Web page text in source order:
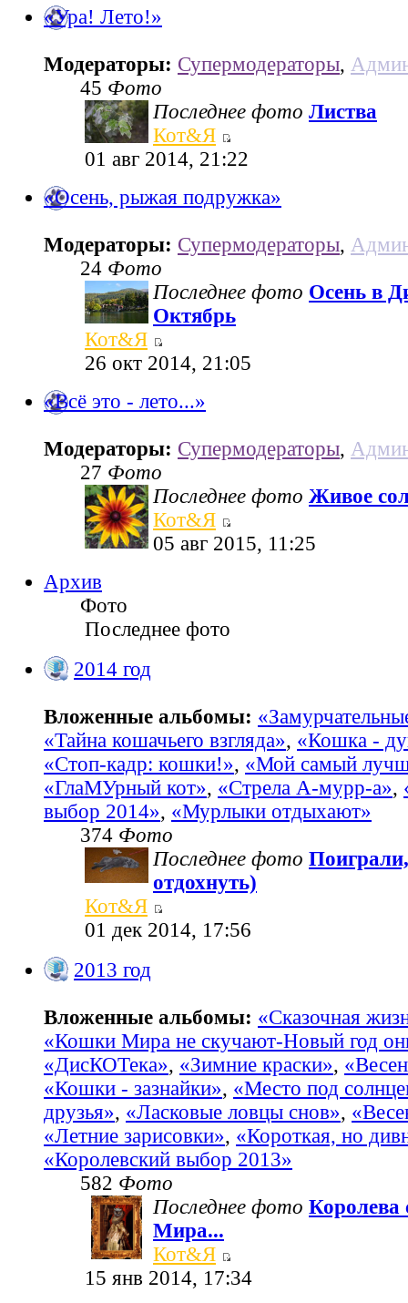
«Ура! Лето!»
Модераторы: Супермодераторы,
45 Фото
Последнее фото Листва
Кот&Я
01 авг 2014, 21:22
«Осень, рыжая подружка»
Модераторы: Супермодераторы,
24 Фото
Последнее фото Осень в
Октябрь
Кот&Я
26 окт 2014, 21:05
«Всё это - лето...»
Модераторы: Супермодераторы,
27 Фото
Последнее фото Живое
Кот&Я
05 авг 2015, 11:25
Архив
Фото
Последнее фото
2014 год
Вложенные альбомы:
«Тайна кошачьего взгляда», «Кошка -
«Стоп-кадр: кошки!», «Мой самый
«ГлаМУрный кот», «Стрела А-мурр-а»,
выбор 2014», «Мурлыки отдыхают»
374 Фото
Последнее фото
отдохнуть)
Кот&Я
01 дек 2014, 17:56
2013 год
Вложенные альбомы: «Сказочная
«Кошки Мира не скучают-Новый год
«ДисКОТека», «Зимние краски»,
«Кошки - зазнайки», «Место под
друзья», «Ласковые ловцы снов»,
«Летние зарисовки», «Короткая, но
«Королевский выбор 2013»
582 Фото
Последнее фото Королева
Мира...
Кот&Я
15 янв 2014, 17:34